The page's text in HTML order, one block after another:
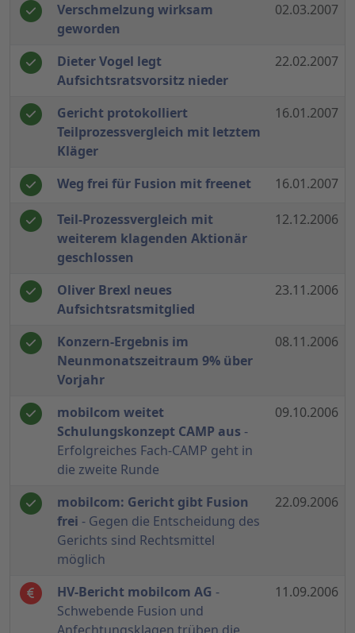
Verschmelzung wirksam
geworden
02.03.2007
Dieter Vogel legt
Aufsichtsratsvorsitz nieder
22.02.2007
Gericht protokolliert
Teilprozessvergleich mit letztem
Kläger
16.01.2007
Weg frei für Fusion mit freenet 16.01.2007
Teil-Prozessvergleich mit
weiterem klagenden Aktionär
geschlossen
12.12.2006
Oliver Brexl neues
Aufsichtsratsmitglied
23.11.2006
Konzern-Ergebnis im
Neunmonatszeitraum 9% über
Vorjahr
08.11.2006
mobilcom weitet
Schulungskonzept CAMP aus -
Erfolgreiches Fach-CAMP geht in
die zweite Runde
09.10.2006
mobilcom: Gericht gibt Fusion
frei - Gegen die Entscheidung des
Gerichts sind Rechtsmittel
möglich
22.09.2006
HV-Bericht mobilcom AG -
Schwebende Fusion und
11.09.2006